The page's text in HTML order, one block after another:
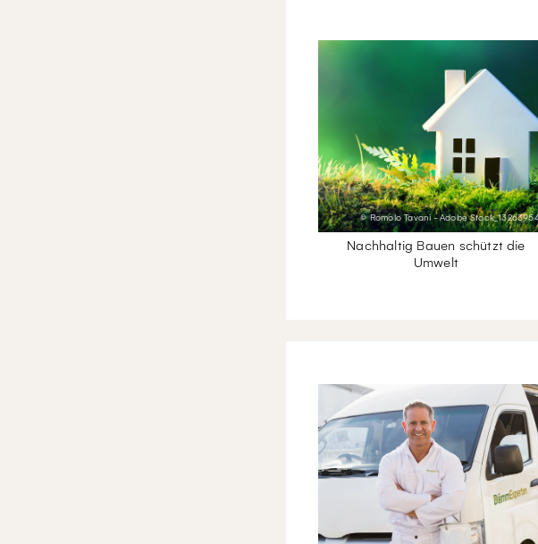
© Romolo Tavani - Adobe
Nachhaltig Bauen schützt die
Umwelt